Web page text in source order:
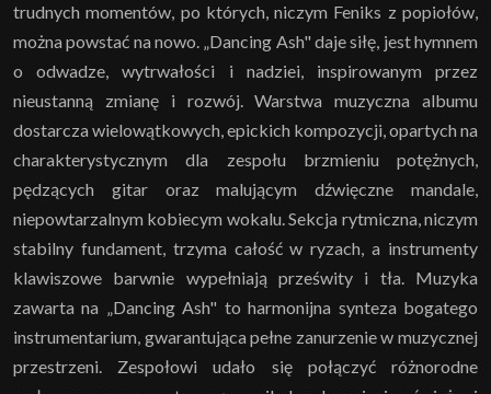
trudnych momentów, po których, niczym Feniks z popiołów,
można powstać na nowo. „Dancing Ash" daje siłę, jest hymnem
o odwadze, wytrwałości i nadziei, inspirowanym przez
nieustanną zmianę i rozwój. Warstwa muzyczna albumu
dostarcza wielowątkowych, epickich kompozycji, opartych na
charakterystycznym dla zespołu brzmieniu potężnych,
pędzących gitar oraz malującym dźwięczne mandale,
niepowtarzalnym kobiecym wokalu. Sekcja rytmiczna, niczym
stabilny fundament, trzyma całość w ryzach, a instrumenty
klawiszowe barwnie wypełniają prześwity i tła. Muzyka
zawarta na „Dancing Ash" to harmonijna synteza bogatego
instrumentarium, gwarantująca pełne zanurzenie w muzycznej
przestrzeni. Zespołowi udało się połączyć różnorodne